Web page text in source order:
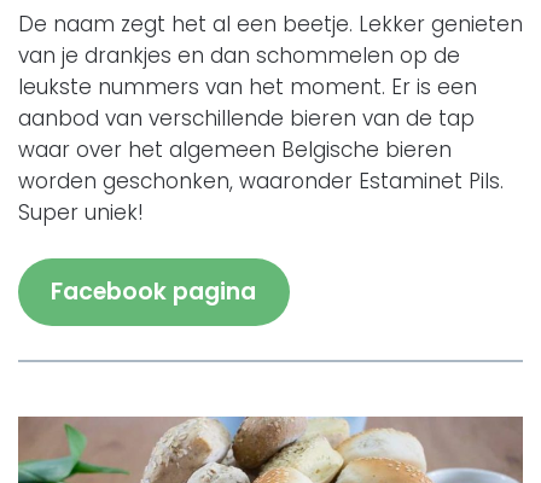
De naam zegt het al een beetje. Lekker genieten
van je drankjes en dan schommelen op de
leukste nummers van het moment. Er is een
aanbod van verschillende bieren van de tap
waar over het algemeen Belgische bieren
worden geschonken, waaronder Estaminet Pils.
Super uniek!
Facebook pagina